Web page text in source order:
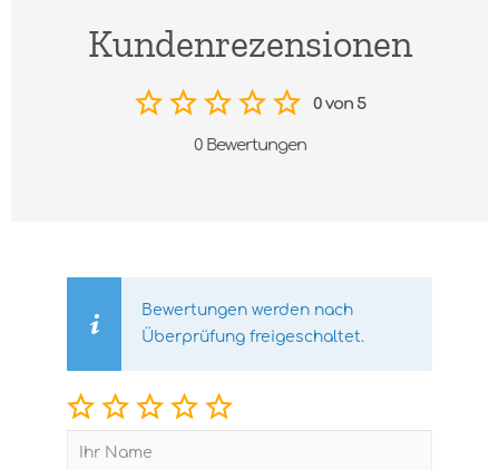
Kundenrezensionen
0 von 5
0 Bewertungen
Bewertungen werden nach
Überprüfung freigeschaltet.